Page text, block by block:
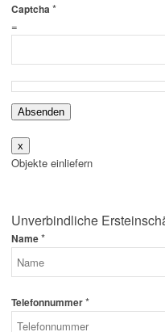
Captcha *
=
Absenden
x
Objekte einliefern
Unverbindliche
Name*
Telefonnummer*